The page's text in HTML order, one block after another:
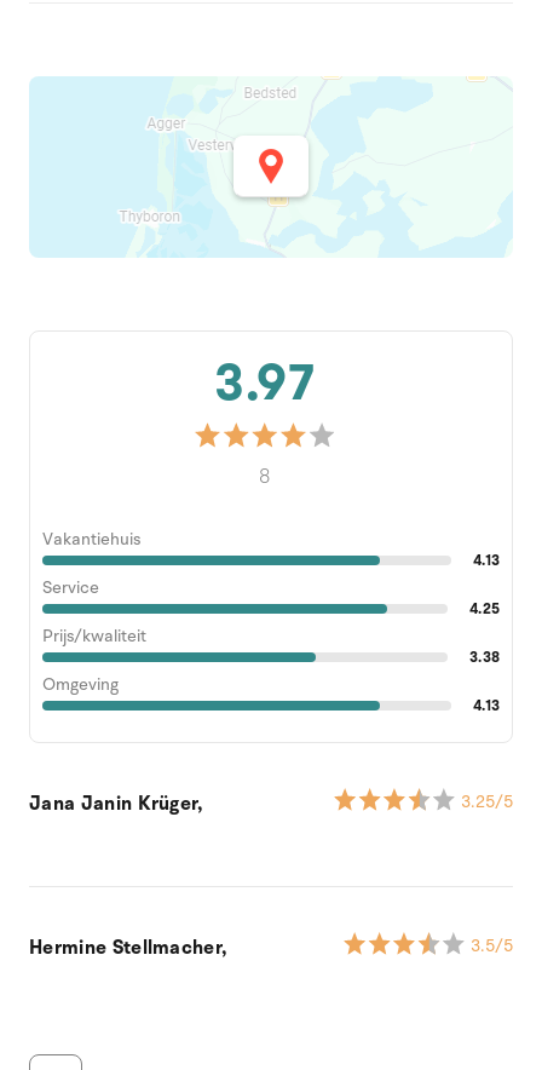
3.97
8
Vakantiehuis
4.13
Service
4.25
Prijs/kwaliteit
3.38
Omgeving
4.13
Jana Janin Krüger, 3.25/5
Hermine Stellmacher, 3.5/5